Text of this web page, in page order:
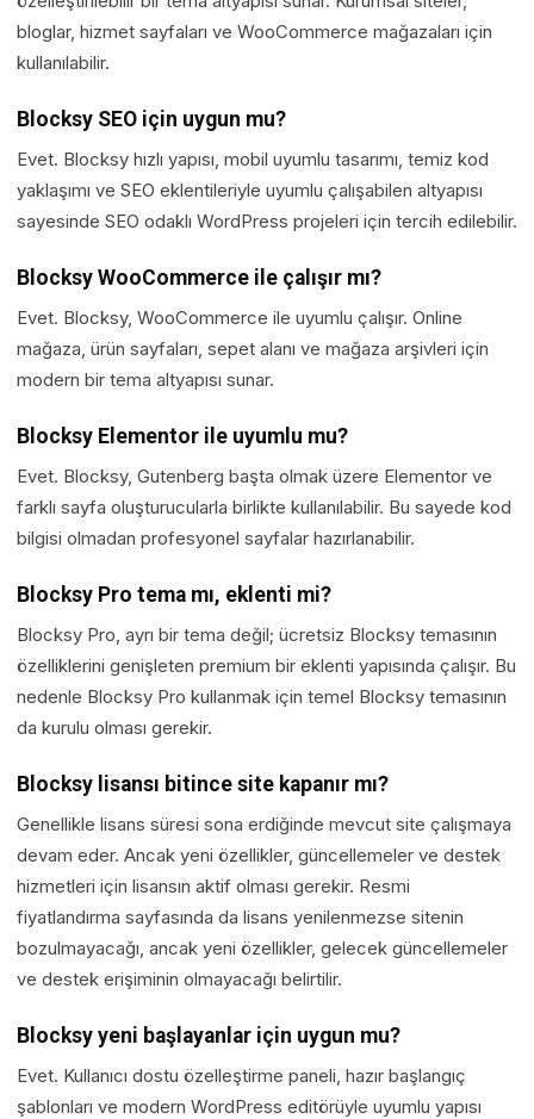
bloglar, hizmet sayfaları ve WooCommerce mağazaları için
kullanılabilir.
Blocksy SEO için uygun mu?
Evet. Blocksy hızlı yapısı, mobil uyumlu tasarımı, temiz kod
yaklaşımı ve SEO eklentileriyle uyumlu çalışabilen altyapısı
sayesinde SEO odaklı WordPress projeleri için tercih edilebilir.
Blocksy WooCommerce ile çalışır mı?
Evet. Blocksy, WooCommerce ile uyumlu çalışır. Online
mağaza, ürün sayfaları, sepet alanı ve mağaza arşivleri için
modern bir tema altyapısı sunar.
Blocksy Elementor ile uyumlu mu?
Evet. Blocksy, Gutenberg başta olmak üzere Elementor ve
farklı sayfa oluşturucularla birlikte kullanılabilir. Bu sayede kod
bilgisi olmadan profesyonel sayfalar hazırlanabilir.
Blocksy Pro tema mı, eklenti mi?
Blocksy Pro, ayrı bir tema değil; ücretsiz Blocksy temasının
özelliklerini genişleten premium bir eklenti yapısında çalışır. Bu
nedenle Blocksy Pro kullanmak için temel Blocksy temasının
da kurulu olması gerekir.
Blocksy lisansı bitince site kapanır mı?
Genellikle lisans süresi sona erdiğinde mevcut site çalışmaya
devam eder. Ancak yeni özellikler, güncellemeler ve destek
hizmetleri için lisansın aktif olması gerekir. Resmi
fiyatlandırma sayfasında da lisans yenilenmezse sitenin
bozulmayacağı, ancak yeni özellikler, gelecek güncellemeler
ve destek erişiminin olmayacağı belirtilir.
Blocksy yeni başlayanlar için uygun mu?
Evet. Kullanıcı dostu özelleştirme paneli, hazır başlangıç
şablonları ve modern WordPress editörüyle uyumlu yapısı